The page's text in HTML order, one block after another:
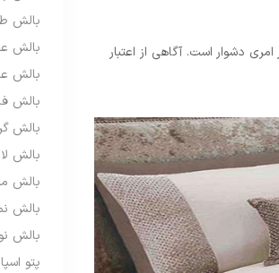
دشوار است. آگاهی از اعتبار
بالش
بالش
بالش
بالش
بالش
بالش
بالش
بالش
بالش
پتو